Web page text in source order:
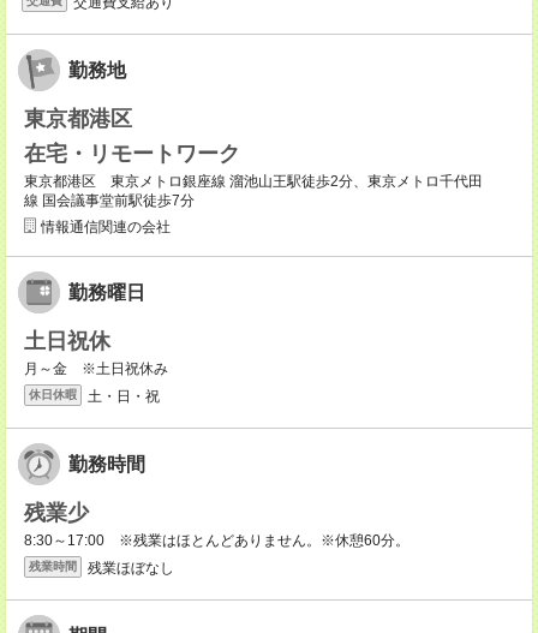
勤務地
東京都港区
在宅・リモートワーク
東京都港区 東京メトロ銀座線 溜池山王駅徒歩2分、東京メトロ千代田
線 国会議事堂前駅徒歩7分
情報通信関連の会社
勤務曜日
土日祝休
月～金 ※土日祝休み
休日休暇 土・日・祝
勤務時間
残業少
8:30～17:00 ※残業はほとんどありません。※休憩60分。
残業時間 残業ほぼなし